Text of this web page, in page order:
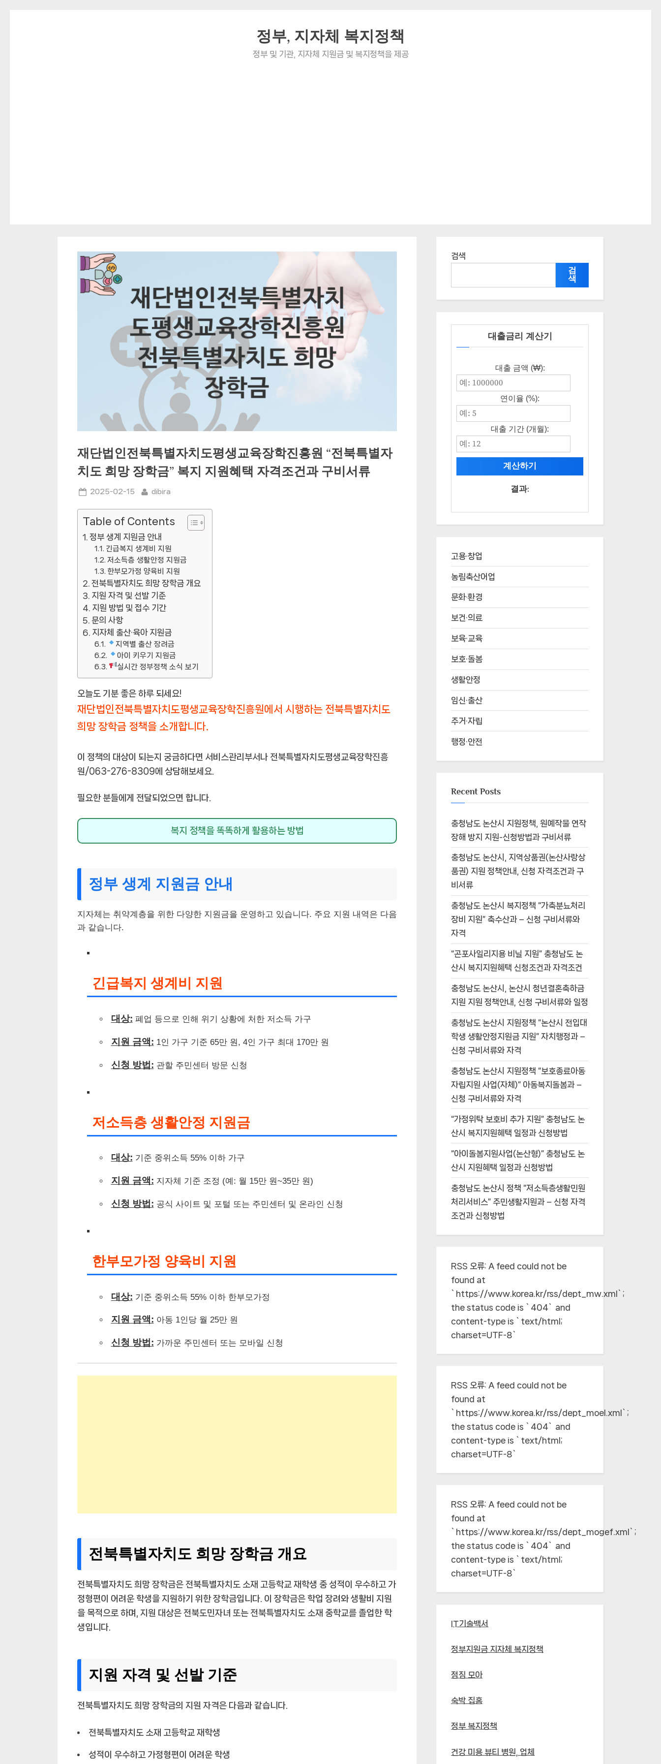
정부, 지자체 복지정책
정부 및 기관, 지자체 지원금 및 복지정책을 제공
재단법인전북특별자치도평생교육장학진흥원 “전북특별자
치도 희망 장학금” 복지 지원혜택 자격조건과 구비서류
Posted
2025-02-15 By
dibira
Table of Contents
정부 생계 지원금 안내
긴급복지 생계비 지원
저소득층 생활안정 지원금
한부모가정 양육비 지원
전북특별자치도 희망 장학금 개요
지원 자격 및 선발 기준
지원 방법 및 접수 기간
문의 사항
지자체 출산·육아 지원금
지역별 출산 장려금
아이 키우기 지원금
실시간 정부정책 소식 보기
오늘도 기분 좋은 하루 되세요!
재단법인전북특별자치도평생교육장학진흥원에서 시행하는 전북특별자치도
희망 장학금 정책을 소개합니다.
이 정책의 대상이 되는지 궁금하다면 서비스관리부서나 전북특별자치도평생교육장학진흥
원/063-276-8309에 상담해보세요.
필요한 분들에게 전달되었으면 합니다.
복지 정책을 똑똑하게 활용하는 방법
정부 생계 지원금 안내
지자체는 취약계층을 위한 다양한 지원금을 운영하고 있습니다. 주요 지원 내역은 다음
과 같습니다.
긴급복지 생계비 지원
대상: 폐업 등으로 인해 위기 상황에 처한 저소득 가구
지원 금액: 1인 가구 기준 65만 원, 4인 가구 최대 170만 원
신청 방법: 관할 주민센터 방문 신청
저소득층 생활안정 지원금
대상: 기준 중위소득 55% 이하 가구
지원 금액: 지자체 기준 조정 (예: 월 15만 원~35만 원)
신청 방법: 공식 사이트 및 포털 또는 주민센터 및 온라인 신청
한부모가정 양육비 지원
대상: 기준 중위소득 55% 이하 한부모가정
지원 금액: 아동 1인당 월 25만 원
신청 방법: 가까운 주민센터 또는 모바일 신청
전북특별자치도 희망 장학금 개요
전북특별자치도 희망 장학금은 전북특별자치도 소재 고등학교 재학생 중 성적이 우수하고 가
정형편이 어려운 학생을 지원하기 위한 장학금입니다. 이 장학금은 학업 장려와 생활비 지원
을 목적으로 하며, 지원 대상은 전북도민자녀 또는 전북특별자치도 소재 중학교를 졸업한 학
생입니다.
지원 자격 및 선발 기준
전북특별자치도 희망 장학금의 지원 자격은 다음과 같습니다.
전북특별자치도 소재 고등학교 재학생
성적이 우수하고 가정형편이 어려운 학생
검색
검
색
대출금리 계산기
대출 금액 (₩):
연이율 (%):
대출 기간 (개월):
계산하기
결과:
고용·창업
농림축산어업
문화·환경
보건·의료
보육·교육
보호·돌봄
생활안정
임신·출산
주거·자립
행정·안전
Recent Posts
충청남도 논산시 지원정책, 원예작물 연작
장해 방지 지원-신청방법과 구비서류
충청남도 논산시, 지역상품권(논산사랑상
품권) 지원 정책안내, 신청 자격조건과 구
비서류
충청남도 논산시 복지정책 “가축분뇨처리
장비 지원” 축수산과 – 신청 구비서류와
자격
“곤포사일리지용 비닐 지원” 충청남도 논
산시 복지지원혜택 신청조건과 자격조건
충청남도 논산시, 논산시 청년결혼축하금
지원 지원 정책안내, 신청 구비서류와 일정
충청남도 논산시 지원정책 “논산시 전입대
학생 생활안정지원금 지원” 자치행정과 –
신청 구비서류와 자격
충청남도 논산시 지원정책 “보호종료아동
자립지원 사업(자체)” 아동복지돌봄과 –
신청 구비서류와 자격
“가정위탁 보호비 추가 지원” 충청남도 논
산시 복지지원혜택 일정과 신청방법
“아이돌봄지원사업(논산형)” 충청남도 논
산시 지원혜택 일정과 신청방법
충청남도 논산시 정책 “저소득층생활민원
처리서비스” 주민생활지원과 – 신청 자격
조건과 신청방법
RSS 오류: A feed could not be
found at
`https://www.korea.kr/rss/dept_mw.xml`;
the status code is `404` and
content-type is `text/html;
charset=UTF-8`
RSS 오류: A feed could not be
found at
`https://www.korea.kr/rss/dept_moel.xml`;
the status code is `404` and
content-type is `text/html;
charset=UTF-8`
RSS 오류: A feed could not be
found at
`https://www.korea.kr/rss/dept_mogef.xml`;
the status code is `404` and
content-type is `text/html;
charset=UTF-8`
IT기술백서
정부지원금 지자체 복지정책
점짐 모아
숙박 집홈
정부 복지정책
건강 미용 뷰티 병원, 업체